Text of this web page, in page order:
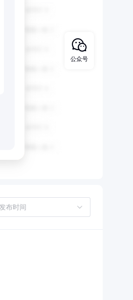
公众号